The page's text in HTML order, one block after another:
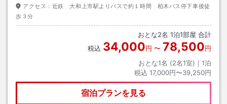
アクセス： 近鉄 大和上市駅よりバスで約１時間 柏木バス停下車後徒
歩３分
おとな2名 1泊1部屋 合計
税込 34,000円 〜 78,500円
おとな1名 (2名1室)｜ 1泊
税込 17,000円〜39,250円
宿泊プランを見る